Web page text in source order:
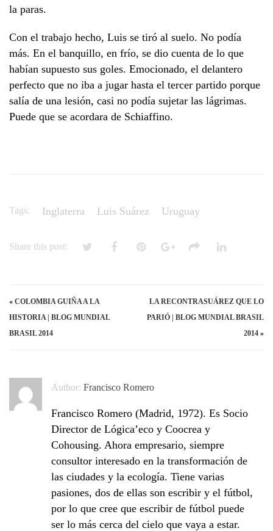
la paras.
Con el trabajo hecho, Luis se tiró al suelo. No podía
más. En el banquillo, en frío, se dio cuenta de lo que
habían supuesto sus goles. Emocionado, el delantero
perfecto que no iba a jugar hasta el tercer partido porque
salía de una lesión, casi no podía sujetar las lágrimas.
Puede que se acordara de Schiaffino.
Tags: Inglaterra Luis Suárez Uruguay
Share this post:
« COLOMBIA GUIÑA A LA
HISTORIA | BLOG MUNDIAL
BRASIL 2014
LA RECONTRASUÁREZ QUE LO
PARIÓ | BLOG MUNDIAL BRASIL
2014 »
Author:Francisco Romero
Francisco Romero (Madrid, 1972). Es Socio
Director de Lógica’eco y Coocrea y
Cohousing. Ahora empresario, siempre
consultor interesado en la transformación de
las ciudades y la ecología. Tiene varias
pasiones, dos de ellas son escribir y el fútbol,
por lo que cree que escribir de fútbol puede
ser lo más cerca del cielo que vaya a estar.